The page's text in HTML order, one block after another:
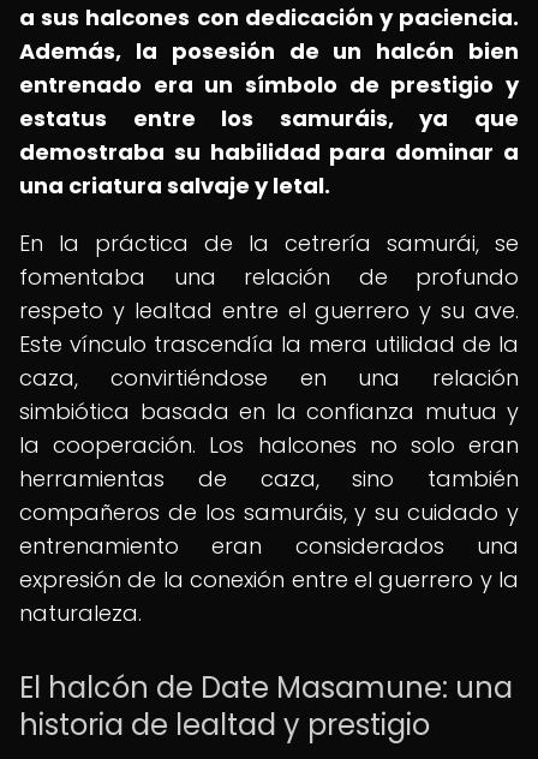
a sus halcones con dedicación y paciencia.
Además, la posesión de un halcón bien
entrenado era un símbolo de prestigio y
estatus entre los samuráis, ya que
demostraba su habilidad para dominar a
una criatura salvaje y letal.
En la práctica de la cetrería samurái, se
fomentaba una relación de profundo
respeto y lealtad entre el guerrero y su ave.
Este vínculo trascendía la mera utilidad de la
caza, convirtiéndose en una relación
simbiótica basada en la confianza mutua y
la cooperación. Los halcones no solo eran
herramientas de caza, sino también
compañeros de los samuráis, y su cuidado y
entrenamiento eran considerados una
expresión de la conexión entre el guerrero y la
naturaleza.
El halcón de Date Masamune: una
historia de lealtad y prestigio